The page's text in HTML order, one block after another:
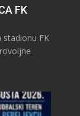
FK
stadionu FK